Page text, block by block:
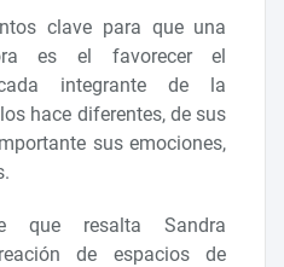
clave para que una
es el favorecer el
integrante de la
hace diferentes, de sus
sus emociones,
que resalta Sandra
de espacios de